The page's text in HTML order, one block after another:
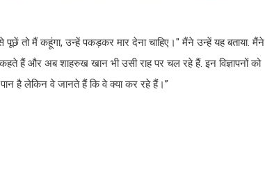
तो मैं कहूंगा, उन्हें पकड़कर मार देना चाहिए।" मैंने उन्हें यह बताया. मैंने
हैं और अब शाहरुख खान भी उसी राह पर चल रहे हैं. इन विज्ञापनों को
है लेकिन वे जानते हैं कि वे क्या कर रहे हैं।”